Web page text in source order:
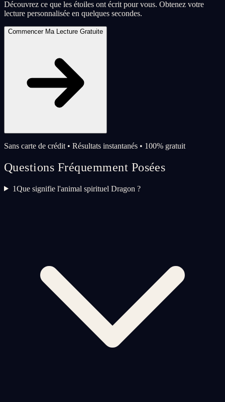
Découvrez ce que les étoiles ont écrit pour vous. Obtenez votre
lecture personnalisée en quelques secondes.
Commencer Ma Lecture Gratuite
Sans carte de crédit • Résultats instantanés • 100% gratuit
Questions Fréquemment Posées
1Que signifie l'animal spirituel Dragon ?